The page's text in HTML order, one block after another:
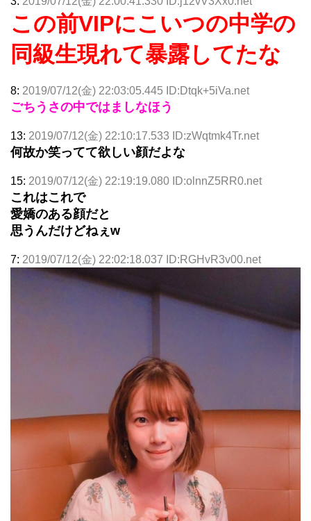
この前VIPにこいつの中学の
同級生現れて暴露してたな
8: 2019/07/12(金) 22:03:05.445 ID:Dtqk+5iVa.net
ごちうさの中ではましなほう
13: 2019/07/12(金) 22:10:17.533 ID:zWqtmk4Tr.net
何故か笑ってて欲しい顔だよな
15: 2019/07/12(金) 22:19:19.080 ID:olnnZ5RR0.net
これはこれで
愛嬌のある顔だと
思うんだけどねぇw
7: 2019/07/12(金) 22:02:18.037 ID:RGHvR3v00.net